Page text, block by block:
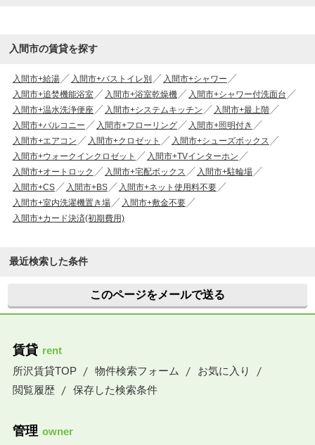
入間市の賃貸を探す
入間市+給湯 入間市+バストイレ別
入間市+シャワー
入間市+追焚機能浴室
入間市+浴室乾燥機
入間市+シャワー付洗面台
入間市+温水洗浄便座
入間市+システムキッチン
入間市+最上階
入間市+バルコニー
入間市+フローリング
入間市+照明付き
入間市+エアコン
入間市+クロゼット
入間市+シューズボックス
入間市+ウォークインクロゼット
入間市+TVインターホン
入間市+オートロック
入間市+宅配ボックス
入間市+駐輪場
入間市+CS
入間市+BS
入間市+ネット使用料不要
入間市+室内洗濯機置き場
入間市+敷金不要
入間市+カード決済(初期費用)
最近検索した条件
このページをメールで送る
賃貸 rent
所沢賃貸TOP
物件検索フォーム
お気に入り
閲覧履歴
保存した検索条件
管理 owner